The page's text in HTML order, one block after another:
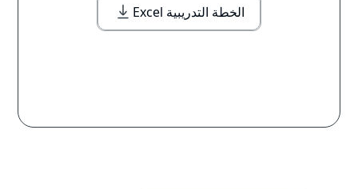
الخطة التدريبية Excel